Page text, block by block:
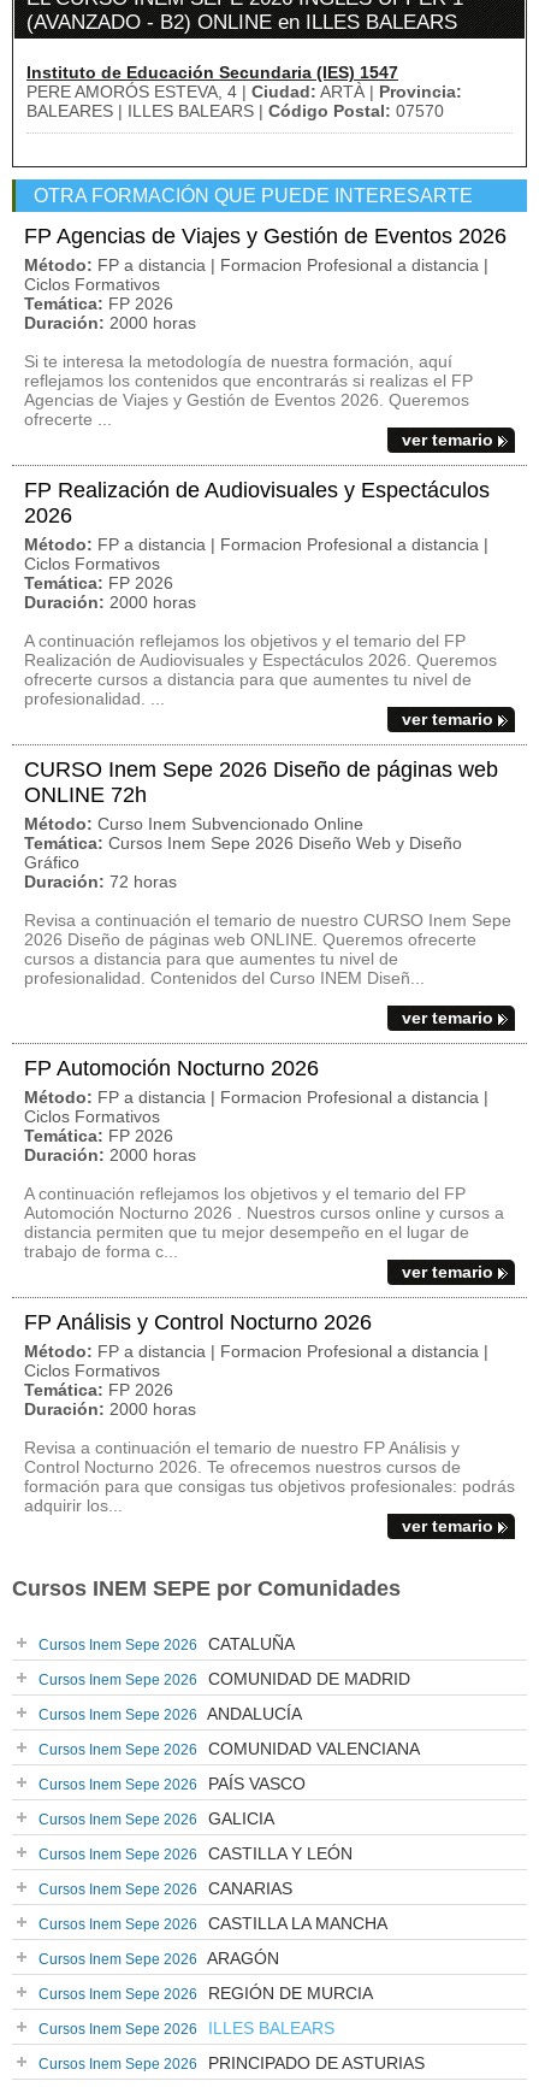
(AVANZADO - B2) ONLINE en ILLES BALEARS
Instituto de Educación Secundaria (IES) 1547
PERE AMORÓS ESTEVA, 4 | Ciudad: ARTÀ | Provincia:
BALEARES | ILLES BALEARS | Código Postal: 07570
OTRA FORMACIÓN QUE PUEDE INTERESARTE
FP Agencias de Viajes y Gestión de Eventos 2026
Método: FP a distancia | Formacion Profesional a distancia |
Ciclos Formativos
Temática: FP 2026
Duración: 2000 horas
Si te interesa la metodología de nuestra formación, aquí
reflejamos los contenidos que encontrarás si realizas el FP
Agencias de Viajes y Gestión de Eventos 2026. Queremos
ofrecerte ...
ver temario
FP Realización de Audiovisuales y Espectáculos
2026
Método: FP a distancia | Formacion Profesional a distancia |
Ciclos Formativos
Temática: FP 2026
Duración: 2000 horas
A continuación reflejamos los objetivos y el temario del FP
Realización de Audiovisuales y Espectáculos 2026. Queremos
ofrecerte cursos a distancia para que aumentes tu nivel de
profesionalidad. ...
ver temario
CURSO Inem Sepe 2026 Diseño de páginas web
ONLINE 72h
Método: Curso Inem Subvencionado Online
Temática: Cursos Inem Sepe 2026 Diseño Web y Diseño
Gráfico
Duración: 72 horas
Revisa a continuación el temario de nuestro CURSO Inem Sepe
2026 Diseño de páginas web ONLINE. Queremos ofrecerte
cursos a distancia para que aumentes tu nivel de
profesionalidad. Contenidos del Curso INEM Diseñ...
ver temario
FP Automoción Nocturno 2026
Método: FP a distancia | Formacion Profesional a distancia |
Ciclos Formativos
Temática: FP 2026
Duración: 2000 horas
A continuación reflejamos los objetivos y el temario del FP
Automoción Nocturno 2026 . Nuestros cursos online y cursos a
distancia permiten que tu mejor desempeño en el lugar de
trabajo de forma c...
ver temario
FP Análisis y Control Nocturno 2026
Método: FP a distancia | Formacion Profesional a distancia |
Ciclos Formativos
Temática: FP 2026
Duración: 2000 horas
Revisa a continuación el temario de nuestro FP Análisis y
Control Nocturno 2026. Te ofrecemos nuestros cursos de
formación para que consigas tus objetivos profesionales: podrás
adquirir los...
ver temario
Cursos INEM SEPE por Comunidades
Cursos Inem Sepe 2026 CATALUÑA
Cursos Inem Sepe 2026 COMUNIDAD DE MADRID
Cursos Inem Sepe 2026 ANDALUCÍA
Cursos Inem Sepe 2026 COMUNIDAD VALENCIANA
Cursos Inem Sepe 2026 PAÍS VASCO
Cursos Inem Sepe 2026 GALICIA
Cursos Inem Sepe 2026 CASTILLA Y LEÓN
Cursos Inem Sepe 2026 CANARIAS
Cursos Inem Sepe 2026 CASTILLA LA MANCHA
Cursos Inem Sepe 2026 ARAGÓN
Cursos Inem Sepe 2026 REGIÓN DE MURCIA
Cursos Inem Sepe 2026 ILLES BALEARS
Cursos Inem Sepe 2026 PRINCIPADO DE ASTURIAS